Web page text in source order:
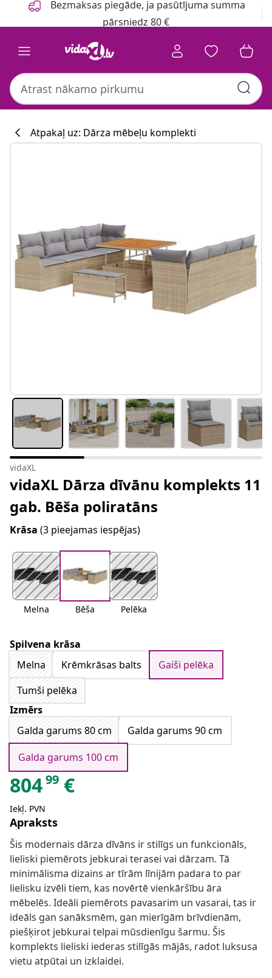
Bezmaksas piegāde, ja pasūtījuma summa
pārsniedz 80 €
Atpakaļ uz: Dārza mēbeļu komplekti
vidaXL
vidaXL Dārza dīvānu komplekts 11
gab. Bēša poliratāns
Krāsa (3 pieejamas iespējas)
Melna Bēša Pelēka
Spilvena krāsa
Melna
Krēmkrāsas balts
Gaiši pelēka
Tumši pelēka
Izmērs
Galda garums 80 cm
Galda garums 90 cm
Galda garums 100 cm
80499 €
Iekļ. PVN
Apraksts
Šis modernais dārza dīvāns ir stilīgs un funkcionāls,
lieliski piemērots jebkurai terasei vai dārzam. Tā
minimālisma dizains ar tīrām līnijām padara to par
lielisku izvēli tiem, kas novērtē vienkāršību āra
mēbelēs. Ideāli piemērots pavasarim un vasarai, tas ir
ideāls gan sanāksmēm, gan mierīgām brīvdienām,
piešķirot jebkurai telpai mūsdienīgu šarmu. Šis
komplekts lieliski iederas stilīgās mājās, radot luksusa
vietu atpūtai un izklaidei.